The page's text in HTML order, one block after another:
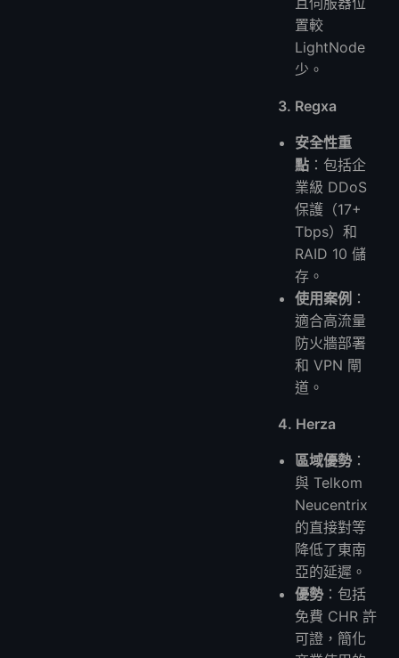
置較
LightNode
少。
3. Regxa
安全性重
點 ：包括企
業級 DDoS
保護（17+
Tbps）和
RAID 10 儲
存。
使用案例 ：
適合高流量
防火牆部署
和 VPN 閘
道。
4. Herza
區域優勢：
與 Telkom
Neucentrix
的直接對等
降低了東南
亞的延遲。
優勢：包括
免費 CHR 許
可證，簡化